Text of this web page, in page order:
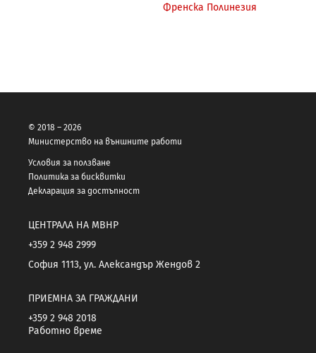
Френска Полинезия
© 2018 – 2026
Министерство на външните работи
Условия за ползване
Политика за бисквитки
Декларация за достъпност
ЦЕНТРАЛА НА МВНР
+359 2 948 2999
София 1113, ул. Александър Жендов 2
ПРИЕМНА ЗА ГРАЖДАНИ
+359 2 948 2018
Работно време